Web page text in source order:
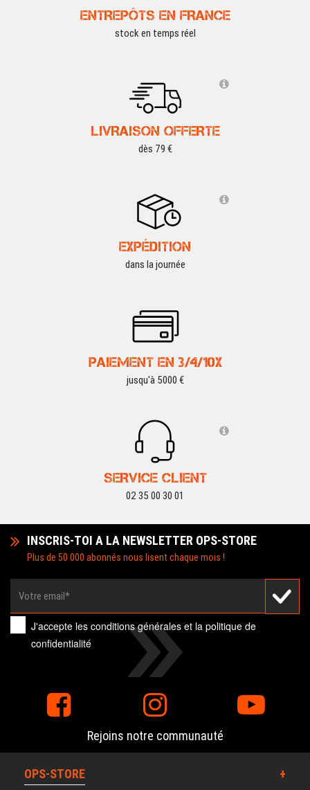
ENTREPÔTS EN FRANCE
stock en temps réel
LIVRAISON OFFERTE
dès 79 €
EXPÉDITION
dans la journée
PAIEMENT EN 3/4/10X
jusqu'à 5000 €
SERVICE CLIENT
02 35 00 30 01
INSCRIS-TOI A LA NEWSLETTER OPS-STORE
Plus de 50 000 abonnés nous lisent chaque mois !
J'accepte lesconditions générales et lapolitique de
confidentialité
Rejoins notre communauté
OPS-STORE